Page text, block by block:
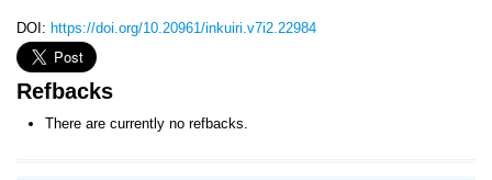
DOI: https://doi.org/10.20961/inkuiri.v7i2.22984
Refbacks
There are currently no refbacks.